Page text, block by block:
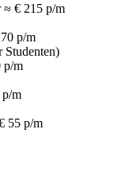
≈ € 215 p/m
p/m
Studenten)
p/m
m
55 p/m